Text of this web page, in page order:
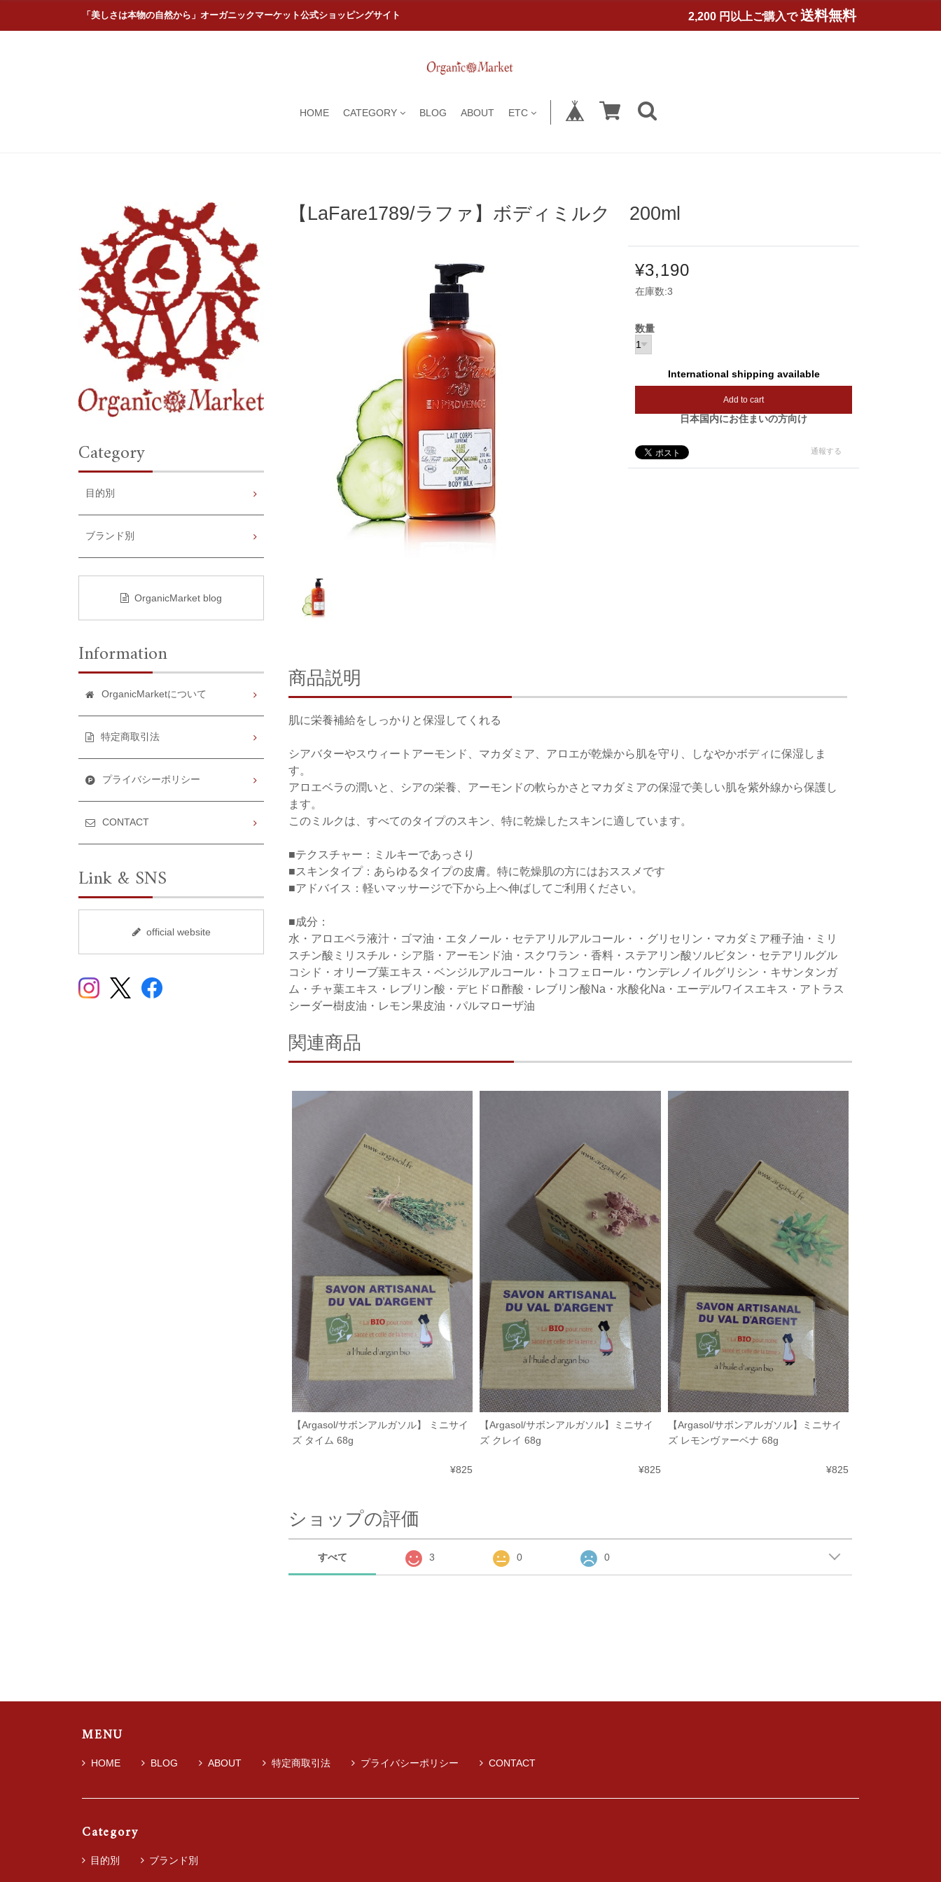
「美しさは本物の自然から」オーガニックマーケット公式ショッピングサイト 2,200 円以上ご購入で 送料無料
HOME CATEGORY BLOG ABOUT ETC
【LaFare1789/ラファ】ボディミルク 200ml
¥3,190
在庫数:3
数量
International shipping available
Add to cart
日本国内にお住まいの方向け
通報する
商品説明
肌に栄養補給をしっかりと保湿してくれる
シアバターやスウィートアーモンド、マカダミア、アロエが乾燥から肌を守り、しなやかボディに保湿しま
す。
アロエベラの潤いと、シアの栄養、アーモンドの軟らかさとマカダミアの保湿で美しい肌を紫外線から保護し
ます。
このミルクは、すべてのタイプのスキン、特に乾燥したスキンに適しています。
■テクスチャー：ミルキーであっさり
■スキンタイプ：あらゆるタイプの皮膚。特に乾燥肌の方にはおススメです
■アドバイス：軽いマッサージで下から上へ伸ばしてご利用ください。
■成分：
水・アロエベラ液汁・ゴマ油・エタノール・セテアリルアルコール・・グリセリン・マカダミア種子油・ミリ
スチン酸ミリスチル・シア脂・アーモンド油・スクワラン・香料・ステアリン酸ソルビタン・セテアリルグル
コシド・オリーブ葉エキス・ベンジルアルコール・トコフェロール・ウンデレノイルグリシン・キサンタンガ
ム・チャ葉エキス・レブリン酸・デヒドロ酢酸・レブリン酸Na・水酸化Na・エーデルワイスエキス・アトラス
シーダー樹皮油・レモン果皮油・パルマローザ油
関連商品
【Argasol/サボンアルガソル】 ミニサイ
ズ タイム 68g
¥825
【Argasol/サボンアルガソル】ミニサイ
ズ クレイ 68g
¥825
【Argasol/サボンアルガソル】ミニサイ
ズ レモンヴァーベナ 68g
¥825
ショップの評価
すべて 3 0 0
Category
目的別
ブランド別
OrganicMarket blog
Information
OrganicMarketについて
特定商取引法
プライバシーポリシー
CONTACT
Link & SNS
official website
MENU
HOME BLOG ABOUT 特定商取引法 プライバシーポリシー CONTACT
Category
目的別 ブランド別